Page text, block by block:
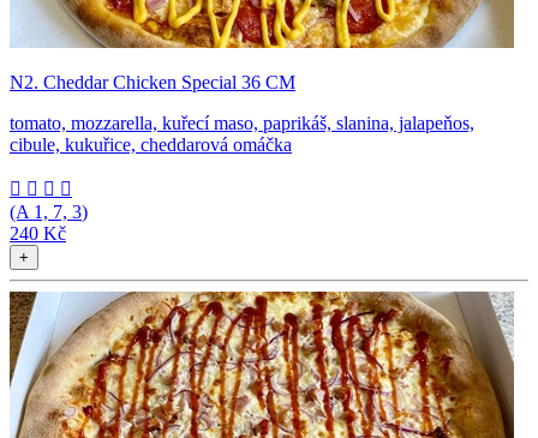
N2. Cheddar Chicken Special 36 CM
tomato, mozzarella, kuřecí maso, paprikáš, slanina, jalapeňos,
cibule, kukuřice, cheddarová omáčka
   
(A 1, 7, 3)
240 Kč
+